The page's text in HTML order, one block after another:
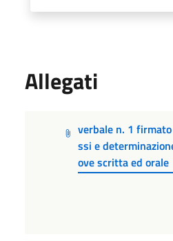
Allegati
verbale n. 1
ssi e
ove scritta ed orale